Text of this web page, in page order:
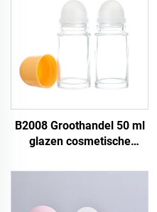
B2008 Groothandel 50 ml
glazen cosmetische
transparante roller fles
roll-on fles voor